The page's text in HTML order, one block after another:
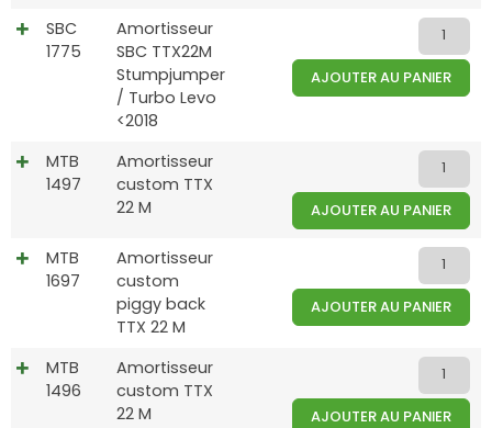
SBC
1775
Amortisseur
SBC TTX22M
Stumpjumper
/ Turbo Levo
<2018
AJOUTER AU PANIER
MTB
1497
Amortisseur
custom TTX
22 M
AJOUTER AU PANIER
MTB
1697
Amortisseur
custom
piggy back
TTX 22 M
AJOUTER AU PANIER
MTB
1496
Amortisseur
custom TTX
22 M
AJOUTER AU PANIER